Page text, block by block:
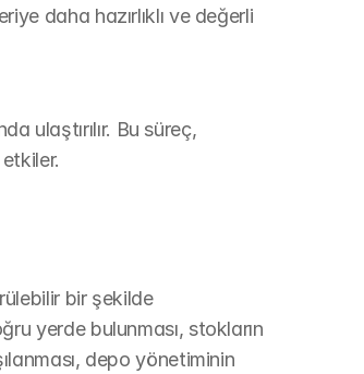
daha hazırlıklı ve değerli
ulaştırılır. Bu süreç,
bir şekilde
yerde bulunması, stokların
depo yönetiminin